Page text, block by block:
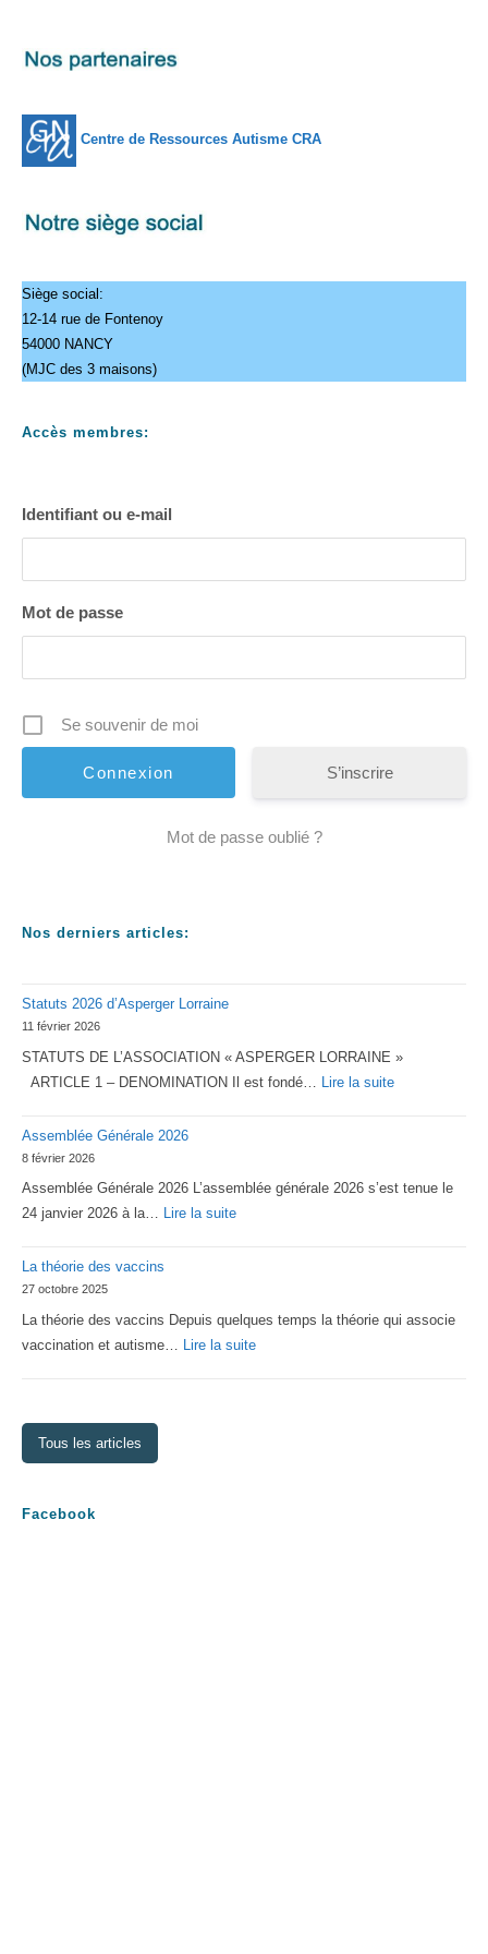
Centre de Ressources Autisme CRA
Siège social:
12-14 rue de Fontenoy
54000 NANCY
(MJC des 3 maisons)
Accès membres:
Identifiant ou e-mail
Mot de passe
Se souvenir de moi
S’inscrire
Mot de passe oublié ?
Nos derniers articles:
Statuts 2026 d’Asperger Lorraine
11 février 2026
STATUTS DE L’ASSOCIATION « ASPERGER LORRAINE »
ARTICLE 1 – DENOMINATION Il est fondé… Lire la suite:
Lorraine
Assemblée Générale 2026
8 février 2026
Assemblée Générale 2026 L’assemblée générale 2026 s’est tenue le
24 janvier 2026 à la… Lire la suite:
La théorie des vaccins
27 octobre 2025
La théorie des vaccins Depuis quelques temps la théorie qui associe
vaccination et autisme… Lire la suite:
Tous les articles
Facebook